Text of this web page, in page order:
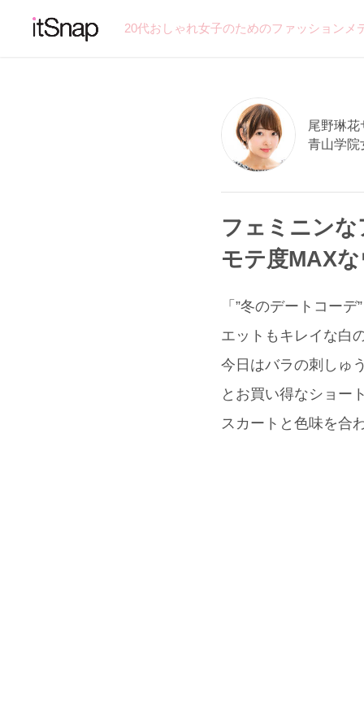
20代おしゃれ女子のためのファッション
尾野琳花
青山学院
フェミニン
モテ度MAX
「”冬のデートコー
エットもキレイな白
今日はバラの刺しゅ
とお買い得なショー
スカートと色味を合